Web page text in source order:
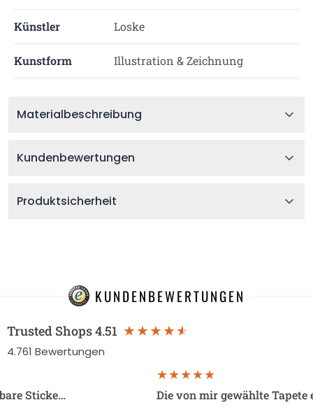
Künstler Loske
Kunstform Illustration & Zeichnung
Materialbeschreibung
Kundenbewertungen
Produktsicherheit
KUNDENBEWERTUNGEN
Trusted Shops4.51
4.761 Bewertungen
Sticke… Die von mir gewählte